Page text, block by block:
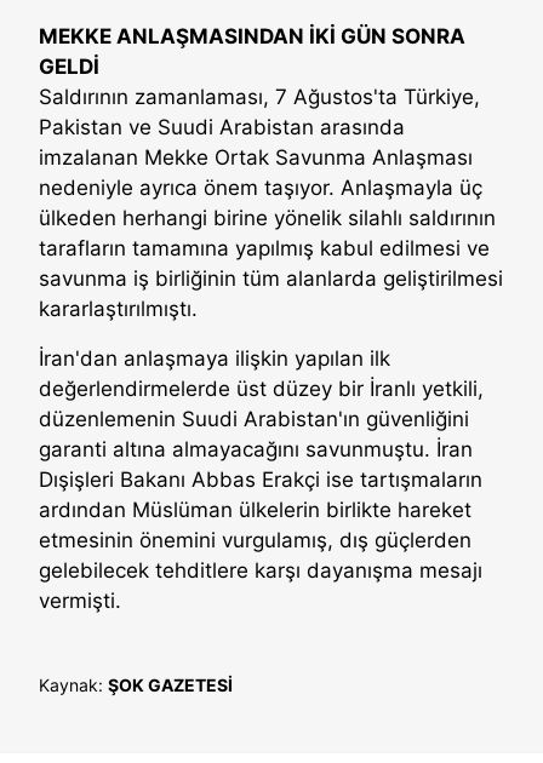
MEKKE ANLAŞMASINDAN İKİ GÜN SONRA
GELDİ
Saldırının zamanlaması, 7 Ağustos'ta Türkiye,
Pakistan ve Suudi Arabistan arasında
imzalanan Mekke Ortak Savunma Anlaşması
nedeniyle ayrıca önem taşıyor. Anlaşmayla üç
ülkeden herhangi birine yönelik silahlı saldırının
tarafların tamamına yapılmış kabul edilmesi ve
savunma iş birliğinin tüm alanlarda geliştirilmesi
kararlaştırılmıştı.
İran'dan anlaşmaya ilişkin yapılan ilk
değerlendirmelerde üst düzey bir İranlı yetkili,
düzenlemenin Suudi Arabistan'ın güvenliğini
garanti altına almayacağını savunmuştu. İran
Dışişleri Bakanı Abbas Erakçi ise tartışmaların
ardından Müslüman ülkelerin birlikte hareket
etmesinin önemini vurgulamış, dış güçlerden
gelebilecek tehditlere karşı dayanışma mesajı
vermişti.
Kaynak: ŞOK GAZETESİ